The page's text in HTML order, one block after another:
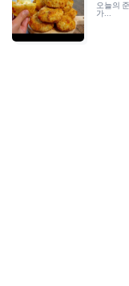
오늘의
가...